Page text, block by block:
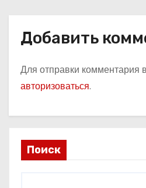
Добавить
Для отправки комментария
авторизоваться.
Поиск